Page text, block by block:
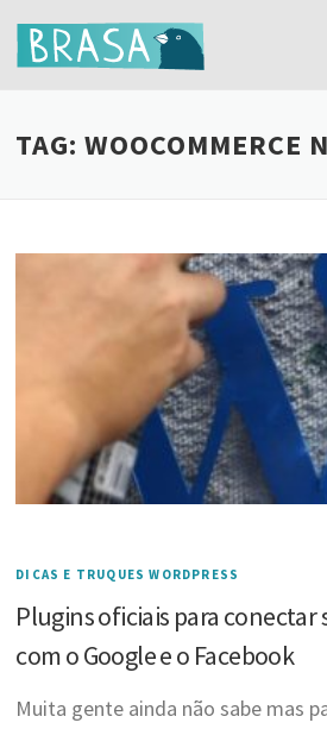
TAG:WOOCOMMERCE
DICAS E TRUQUES WORDPRESS
Plugins oficiais para conectar
com o Google e o Facebook
Muita gente ainda não sabe mas